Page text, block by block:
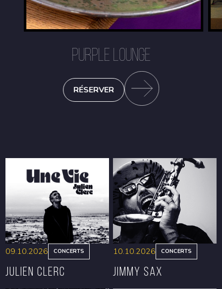
PURPLE LOUNGE
RÉSERVER
09.10.2026 CONCERTS
Julien Clerc
10.10.2026 CONCERTS
Jimmy Sax